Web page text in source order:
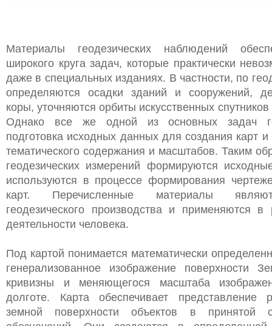
Материалы геодезических наблюдений
широкого круга задач, которые практически
даже в специальных изданиях. В частности, по
определяются осадки зданий и сооружений,
коры, уточняются орбиты искусственных
Однако все же одной из основных задач
подготовка исходных данных для создания карт и
тематического содержания и масштабов. Таким
геодезических измерений формируются
используются в процессе формирования
карт. Перечисленные материалы
геодезического производства и применяются
деятельности человека.
Под картой понимается математически
генерализованное изображение поверхности
кривизны и меняющегося масштаба
долготе. Карта обеспечивает представление
земной поверхности объектов в принятой